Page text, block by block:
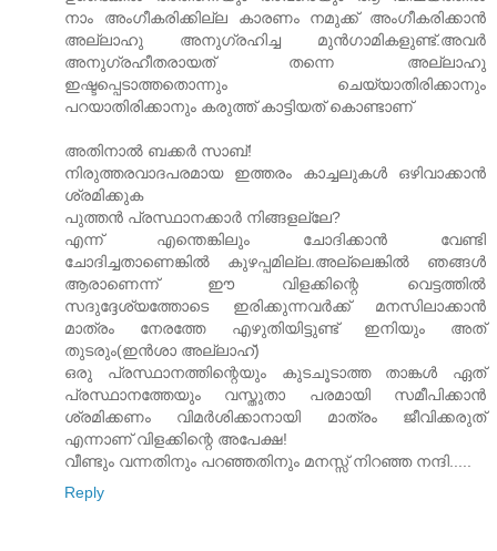
നാം അംഗീകരിക്കില്ല കാരണം നമുക്ക്‌ അംഗീകരിക്കാൻ
അല്ലാഹു അനുഗ്രഹിച്ച മുൻഗാമികളുണ്ട്‌.അവർ
അനുഗ്രഹീതരായത്‌ തന്നെ അല്ലാഹു
ഇഷ്ടപ്പെടാത്തതൊന്നും ചെയ്യാതിരിക്കാനും
പറയാതിരിക്കാനും കരുത്ത്‌ കാട്ടിയത്‌ കൊണ്ടാണ്‌
അതിനാൽ ബക്കർ സാബ്‌!
നിരുത്തരവാദപരമായ ഇത്തരം കാച്ചലുകൾ ഒഴിവാക്കാൻ
ശ്രമിക്കുക
പുത്തൻ പ്രസ്ഥാനക്കാർ നിങ്ങളല്ലേ?
എന്ന് എന്തെങ്കിലും ചോദിക്കാൻ വേണ്ടി
ചോദിച്ചതാണെങ്കിൽ കുഴപ്പമില്ല.അല്ലെങ്കിൽ ഞങ്ങൾ
ആരാണെന്ന് ഈ വിളക്കിന്റെ വെട്ടത്തിൽ
സദുദ്ദേശ്യത്തോടെ ഇരിക്കുന്നവർക്ക്‌ മനസിലാക്കാൻ
മാത്രം നേരത്തേ എഴുതിയിട്ടുണ്ട്‌ ഇനിയും അത്‌
തുടരും(ഇൻശാ അല്ലാഹ്‌)
ഒരു പ്രസ്ഥാനത്തിന്റെയും കുടചൂടാത്ത താങ്കൾ ഏത്‌
പ്രസ്ഥാനത്തേയും വസ്തുതാ പരമായി സമീപിക്കാൻ
ശ്രമിക്കണം വിമർശിക്കാനായി മാത്രം ജീവിക്കരുത്‌
എന്നാണ്‌ വിളക്കിന്റെ അപേക്ഷ!
വീണ്ടും വന്നതിനും പറഞ്ഞതിനും മനസ്സ്‌ നിറഞ്ഞ നന്ദി.....
Reply